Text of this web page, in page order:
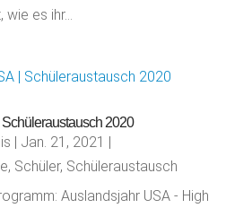
es ihr...
2020
| Jan. 21, 2021 |
, Schüler, Schüleraustausch
Auslandsjahr USA - High